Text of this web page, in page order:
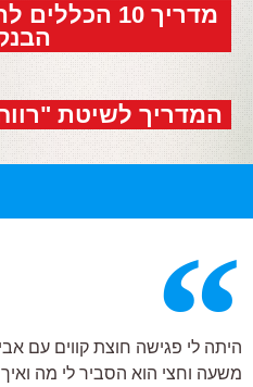
מדריך 10
המדריך לשיטת
היתה לי פגישה חוצת קווים עם
משעה וחצי הוא הסביר לי מה